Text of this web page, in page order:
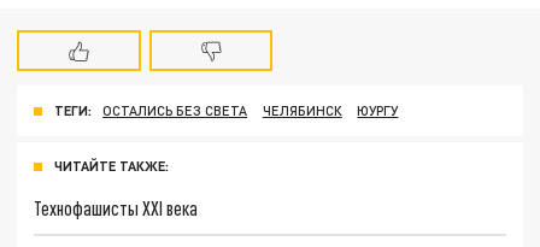
ТЕГИ: ОСТАЛИСЬ БЕЗ СВЕТА ЧЕЛЯБИНСК ЮУРГУ
ЧИТАЙТЕ ТАКЖЕ:
Технофашисты XXI века